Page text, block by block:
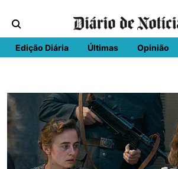
Edição Diária Últimas Opinião